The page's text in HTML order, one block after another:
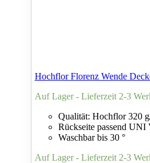
Hochflor Florenz Wende
Auf Lager - Lieferzeit 2-3
Qualität: Hochflor 320
Rückseite passend UNI
Waschbar bis 30 °
Auf Lager - Lieferzeit 2-3